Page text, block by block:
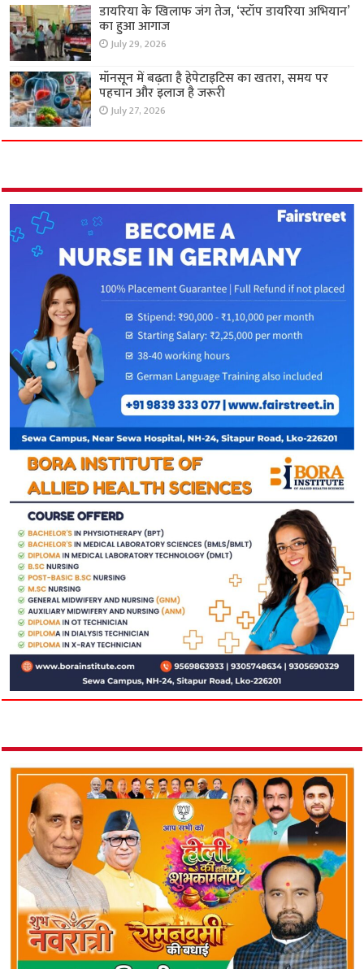
डायरिया के खिलाफ जंग तेज, ‘स्टॉप डायरिया अभियान’
का हुआ आगाज
July 29, 2026
मॉनसून में बढ़ता है हेपेटाइटिस का खतरा, समय पर
पहचान और इलाज है जरूरी
July 27, 2026